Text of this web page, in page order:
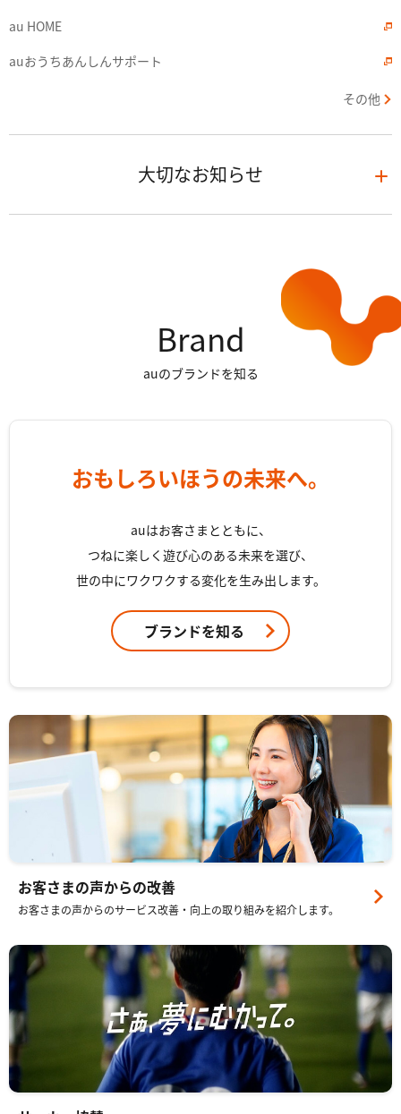
大切なお知らせ
Brand
おもしろいほうの未来へ。
つねに楽しく遊び心のある未来を選び、
世の中にワクワクする変化を生み出します。
ブランドを知る
お客さまの声からのサービス改善・向上の取り組みを紹介します。